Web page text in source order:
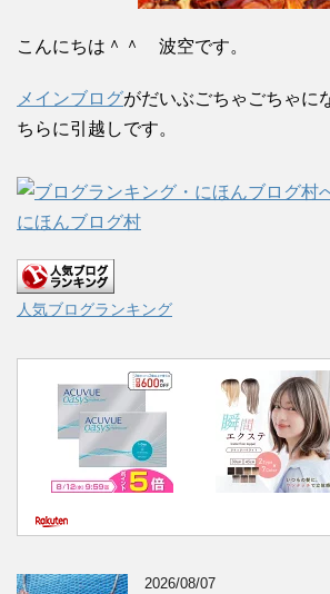
こんにちは＾＾ 波空です。
メインブログがだいぶごちゃごちゃに
ちらに引越しです。
にほんブログ村
人気ブログランキング
2026/08/07